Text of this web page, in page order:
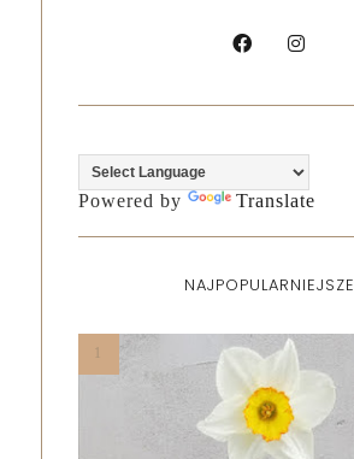
Powered by Translate
NAJPOPULARNIEJSZE